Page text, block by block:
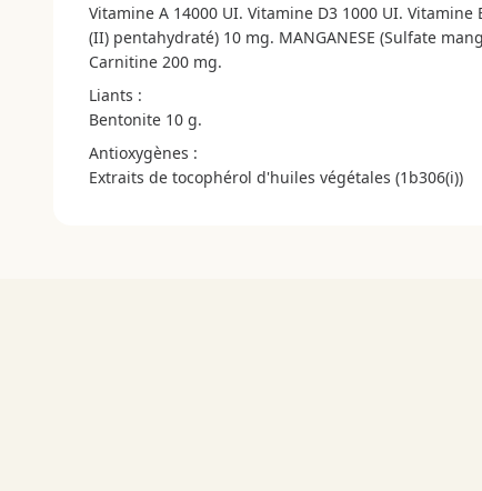
Vitamine A 14000 UI. Vitamine D3 1000 UI.
(II) pentahydraté) 10 mg. MANGANESE (Sulfate
Carnitine 200 mg.
Liants :
Bentonite 10 g.
Antioxygènes :
Extraits de tocophérol d'huiles végétales (1b306(i))